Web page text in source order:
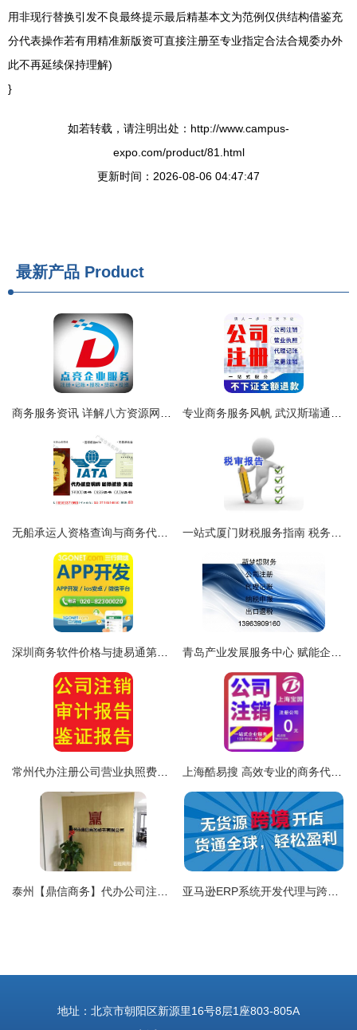
用非现行替换引发不良最终提示最后精基本文为范例仅供结构借鉴充
分代表操作若有用精准新版资可直接注册至专业指定合法合规委办外
此不再延续保持理解)
}
如若转载，请注明出处：http://www.campus-
expo.com/product/81.html
更新时间：2026-08-06 04:47:47
最新产品 Product
地址：北京市朝阳区新源里16号8层1座803-805A